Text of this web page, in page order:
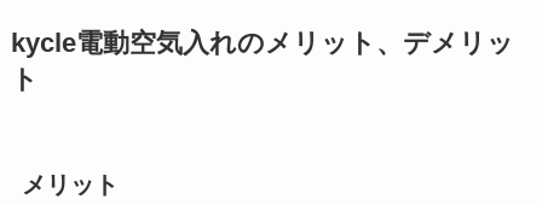
kycle電動空気入れのメリット、デメリッ
ト
メリット